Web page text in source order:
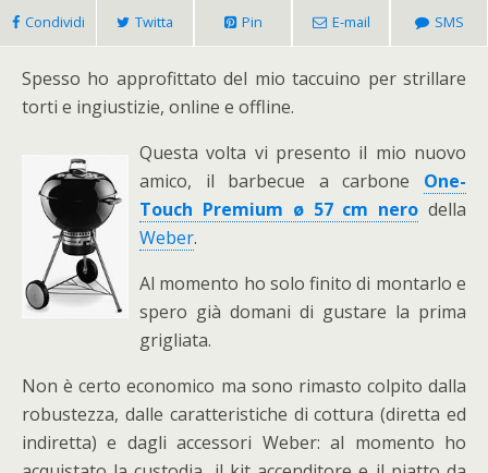
Condividi Twitta Pin E-mail SMS
Spesso ho approfittato del mio taccuino per strillare
torti e ingiustizie, online e offline.
Questa volta vi presento il mio nuovo
amico, il barbecue a carbone One-
Touch Premium ø 57 cm nero della
Weber.
Al momento ho solo finito di montarlo e
spero già domani di gustare la prima
grigliata.
Non è certo economico ma sono rimasto colpito dalla
robustezza, dalle caratteristiche di cottura (diretta ed
indiretta) e dagli accessori Weber: al momento ho